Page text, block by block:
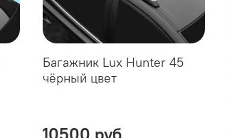
Багажник Lux Hunter 45
чёрный цвет
10500 руб